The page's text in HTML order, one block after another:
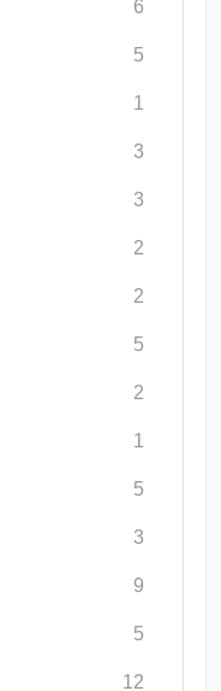
6
5
1
3
3
2
2
5
2
1
5
3
9
5
12